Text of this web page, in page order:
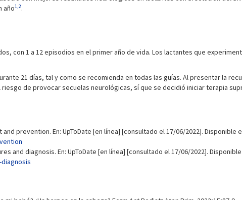
año1,2.
con 1 a 12 episodios en el primer año de vida. Los lactantes que
21 días, tal y como se recomienda en todas las guías. Al presentar la
de provocar secuelas neurológicas, sí que se decidió iniciar terapia
prevention. En: UpToDate [en línea] [consultado el 17/06/2022]. Disponible
and diagnosis. En: UpToDate [en línea] [consultado el 17/06/2022].